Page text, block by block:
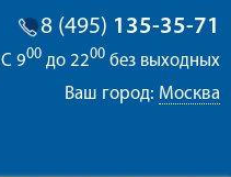
8 (495) 135-35-71
С 900 до 2200 без выходных
Ваш город: Москва